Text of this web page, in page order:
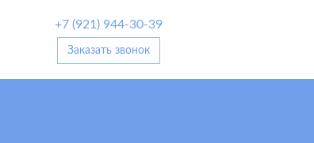
+7 (921) 944-30-39
Заказать звонок